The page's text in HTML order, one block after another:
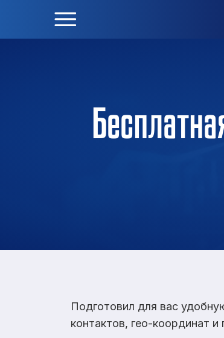
Подготовил для вас
контактов, гео-координат